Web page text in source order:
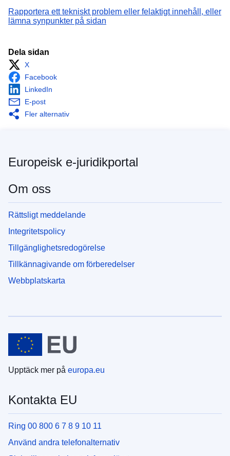
Rapportera ett tekniskt problem eller felaktigt innehåll, eller
lämna synpunkter på sidan
Dela sidan
X
Facebook
LinkedIn
E-post
Fler alternativ
Europeisk e-juridikportal
Om oss
Rättsligt meddelande
Integritetspolicy
Tillgänglighetsredogörelse
Tillkännagivande om förberedelser
Webbplatskarta
Upptäck mer på europa.eu
Kontakta EU
Ring 00 800 6 7 8 9 10 11
Använd andra telefonalternativ